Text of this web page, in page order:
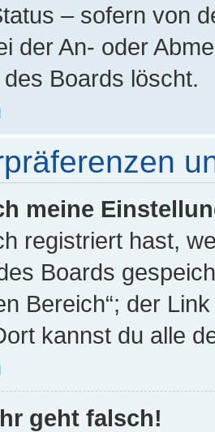
– sofern von
der An- oder
Boards löscht.
meine
registriert hast,
Boards
Bereich“; der
kannst du alle
geht falsch!